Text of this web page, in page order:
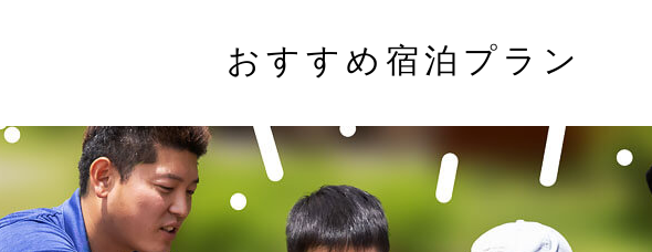
おすすめ宿泊プラン